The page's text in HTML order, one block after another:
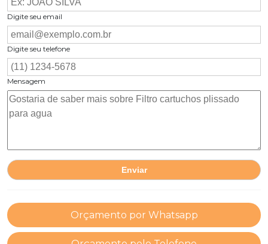
Digite seu email
Digite seu telefone
Mensagem
Orçamento por Whatsapp